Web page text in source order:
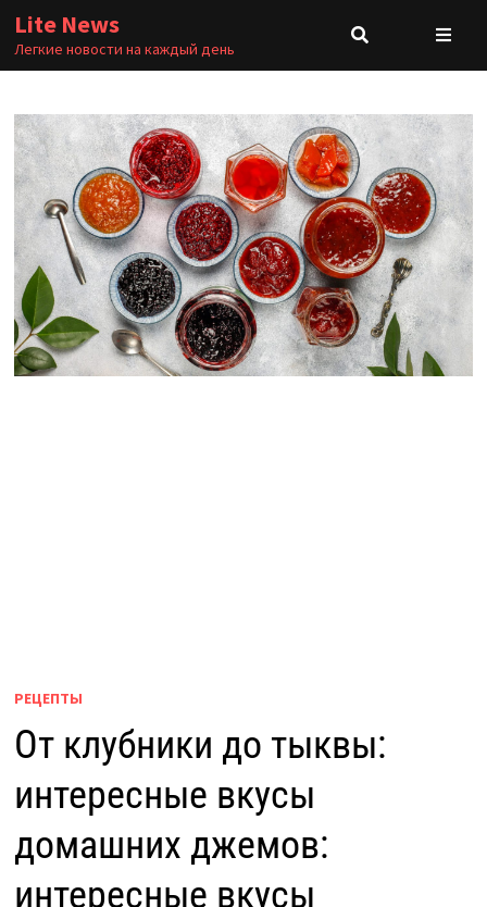
Перейти
содержимому
Lite News
Легкие новости на каждый день
РЕЦЕПТЫ
От клубники до тыквы:
интересные вкусы
домашних джемов:
интересные вкусы